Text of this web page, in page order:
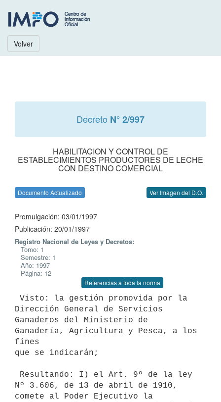
Volver
Decreto N° 2/997
HABILITACION Y CONTROL DE
ESTABLECIMIENTOS PRODUCTORES DE LECHE
CON DESTINO COMERCIAL
Documento Actualizado Ver Imagen del D.O.
Promulgación: 03/01/1997
Publicación: 20/01/1997
Registro Nacional de Leyes y Decretos:
Tomo: 1
Semestre: 1
Año: 1997
Página: 12
Referencias a toda la norma
Dirección General de Servicios
Ganaderos del Ministerio de
Ganadería, Agricultura y Pesca, a los
fines
que se indicarán;
Nº 3.606, de 13 de abril de 1910,
comete al Poder Ejecutivo la